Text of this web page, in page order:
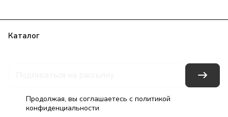
Каталог
Продолжая, вы соглашаетесь с политикой
конфиденциальности